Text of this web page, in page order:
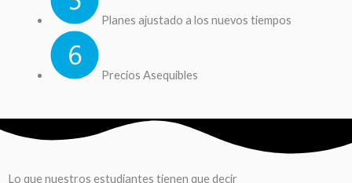
Planes ajustado a los nuevos tiempos
Precios Asequibles
Lo que nuestros estudiantes tienen que decir